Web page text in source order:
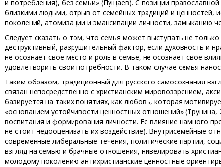
и потребления), без семьи» (Пущаев). С позиции
близкими людьми, отрыв от семейных традиций и ценностей,
поколений, атомизации и эмансипации личности, замыканию
Следует сказать о том, что семья может выступать не
деструктивный, разрушительный фактор, если духовность и
не осознает свое место и роль в семье, не осознает свое
удовлетворить свои потребности. В таком случае семья
Таким образом, традиционный для русского самосознания
связан непосредственно с христианским мировоззрением,
базируется на таких понятиях, как любовь, которая
«основанием устойчивости ценностных отношений»
воспитания и формирования личности. Ее влияние намного
не стоит недооценивать их воздействие). Внутрисемейные
современные либеральные течения, политические партии,
взгляд на семью и брачные отношения, нивелировать
молодому поколению антихристианские ценностные